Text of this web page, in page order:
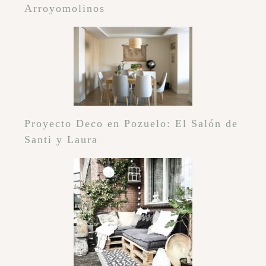
Arroyomolinos
Proyecto Deco en Pozuelo: El Salón de
Santi y Laura